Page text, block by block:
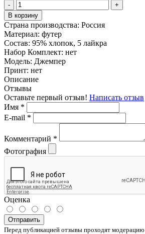
-
+
В корзину
Страна производства: Россия
Материал: футер
Состав: 95% хлопок, 5 лайкра
Набор Комплект: нет
Модель: Джемпер
Принт: нет
Описание
Отзывы
Оставьте первый отзыв! Написать отзыв
Имя *
E-mail *
Комментарий *
Фотография
Оценка
Отправить
Перед публикацией отзывы проходят модерацию